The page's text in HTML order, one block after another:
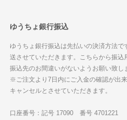
ゆうちょ銀行振込
ゆうちょ銀行振込は先払いの決済方法
送させていただきます。こちらから振込
振込先のお間違いがないようお願い致し
※ご注文より7日内にご入金の確認が出
キャンセルとさせていただきます。
口座番号：記号 17090 番号 4701221